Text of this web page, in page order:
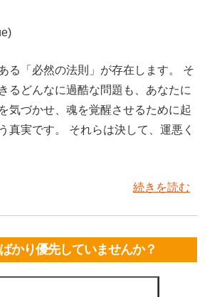
る「必然の法則」が存在します。 そ
るどんなに過酷な問題も、あなたに
気づかせ、魂を覚醒させるために起
真実です。 それらは決して、運悪く
続きを読む
かり優先していませんか？